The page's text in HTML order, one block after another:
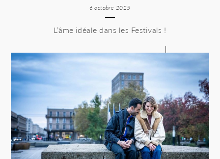
6 octobre 2025
L’âme idéale dans les Festivals !